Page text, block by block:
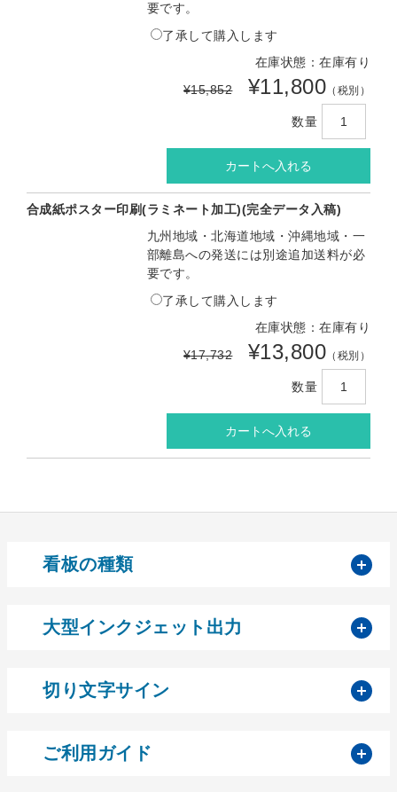
要です。
了承して購入します
在庫状態：在庫有り
¥15,852
¥11,800 （税別）
数量
合成紙ポスター印刷(ラミネート加工)(完全データ入稿)
九州地域・北海道地域・沖縄地域・一
部離島への発送には別途追加送料が必
要です。
了承して購入します
在庫状態：在庫有り
¥17,732
¥13,800 （税別）
数量
看板の種類
大型インクジェット出力
切り文字サイン
ご利用ガイド